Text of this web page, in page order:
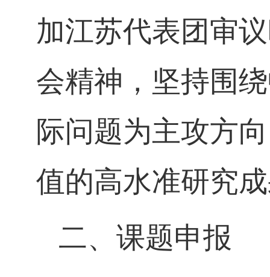
加江苏代表团审
会精神，坚持围
际问题为主攻方
值的高水准研究
二、课题申报